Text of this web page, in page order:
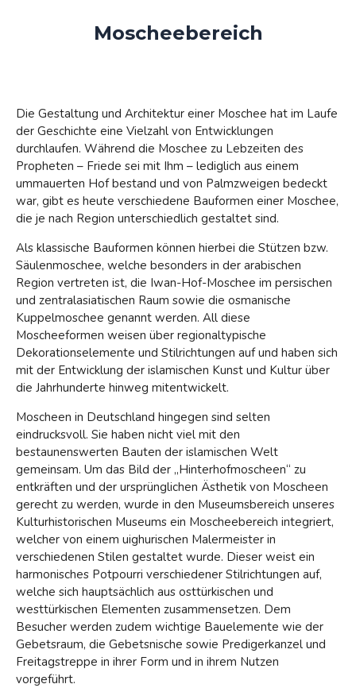
Moscheebereich
Die Gestaltung und Architektur einer Moschee hat im Laufe
der Geschichte eine Vielzahl von Entwicklungen
durchlaufen. Während die Moschee zu Lebzeiten des
Propheten – Friede sei mit Ihm – lediglich aus einem
ummauerten Hof bestand und von Palmzweigen bedeckt
war, gibt es heute verschiedene Bauformen einer Moschee,
die je nach Region unterschiedlich gestaltet sind.
Als klassische Bauformen können hierbei die Stützen bzw.
Säulenmoschee, welche besonders in der arabischen
Region vertreten ist, die Iwan-Hof-Moschee im persischen
und zentralasiatischen Raum sowie die osmanische
Kuppelmoschee genannt werden. All diese
Moscheeformen weisen über regionaltypische
Dekorationselemente und Stilrichtungen auf und haben sich
mit der Entwicklung der islamischen Kunst und Kultur über
die Jahrhunderte hinweg mitentwickelt.
Moscheen in Deutschland hingegen sind selten
eindrucksvoll. Sie haben nicht viel mit den
bestaunenswerten Bauten der islamischen Welt
gemeinsam. Um das Bild der „Hinterhofmoscheen“ zu
entkräften und der ursprünglichen Ästhetik von Moscheen
gerecht zu werden, wurde in den Museumsbereich unseres
Kulturhistorischen Museums ein Moscheebereich integriert,
welcher von einem uighurischen Malermeister in
verschiedenen Stilen gestaltet wurde. Dieser weist ein
harmonisches Potpourri verschiedener Stilrichtungen auf,
welche sich hauptsächlich aus osttürkischen und
westtürkischen Elementen zusammensetzen. Dem
Besucher werden zudem wichtige Bauelemente wie der
Gebetsraum, die Gebetsnische sowie Predigerkanzel und
Freitagstreppe in ihrer Form und in ihrem Nutzen
vorgeführt.